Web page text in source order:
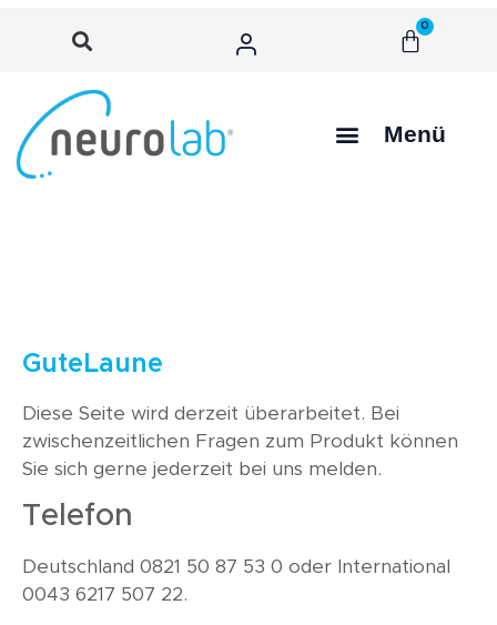
0
Menü
GuteLaune
Diese Seite wird derzeit überarbeitet. Bei
zwischenzeitlichen Fragen zum Produkt können
Sie sich gerne jederzeit bei uns melden.
Telefon
Deutschland 0821 50 87 53 0 oder International
0043 6217 507 22.